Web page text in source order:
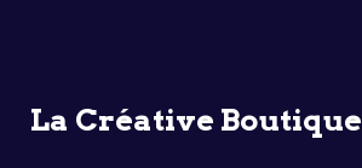
La Créative Boutique